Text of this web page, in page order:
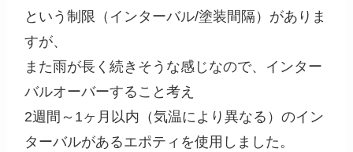
という制限（インターバル/塗装間隔）がありま
すが、
また雨が長く続きそうな感じなので、インター
バルオーバーすること考え
2週間～1ヶ月以内（気温により異なる）のイン
ターバルがあるエポティを使用しました。